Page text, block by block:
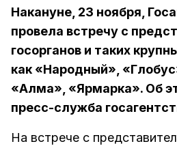
Накануне, 23 ноября,
провела встречу с
госорганов и таких
как «Народный»,
«Алма», «Ярмарка». Об
пресс-служба
На встрече с